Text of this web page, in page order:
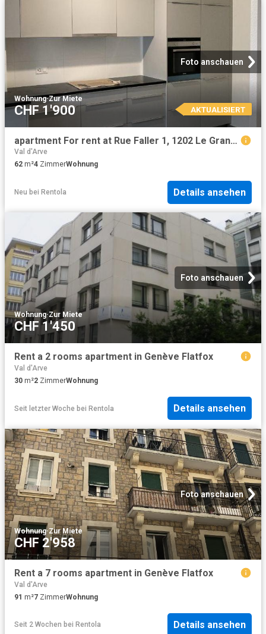
Foto anschauen
Wohnung·Zur Miete
CHF 1'900 AKTUALISIERT
apartment For rent at Rue Faller 1, 1202 Le Grand Saconnex
Val d'Arve
62 m²4 ZimmerWohnung
Neu bei Rentola Details ansehen
Foto anschauen
Wohnung·Zur Miete
CHF 1'450
Rent a 2 rooms apartment in Genève Flatfox
Val d'Arve
30 m²2 ZimmerWohnung
Seit letzter Woche bei Rentola Details ansehen
Foto anschauen
Wohnung·Zur Miete
CHF 2'958
Rent a 7 rooms apartment in Genève Flatfox
Val d'Arve
91 m²7 ZimmerWohnung
Seit 2 Wochen bei Rentola Details ansehen